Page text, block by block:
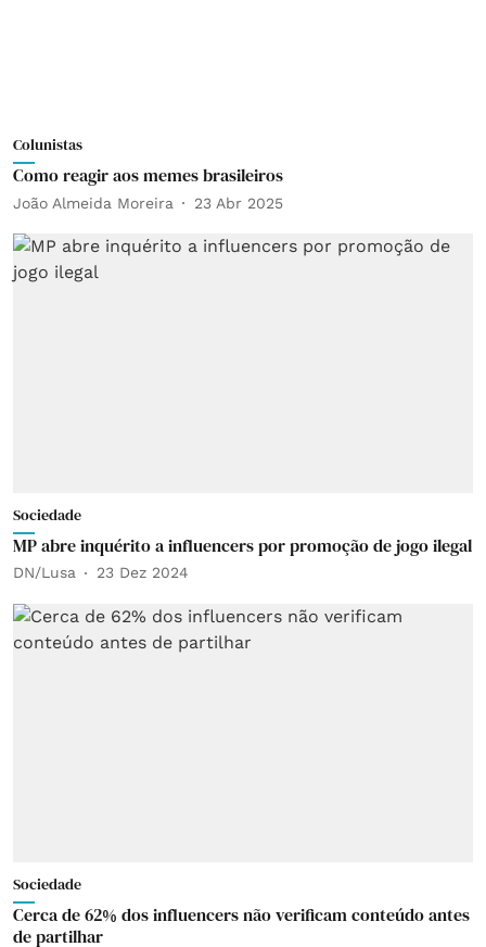
Colunistas
Como reagir aos memes brasileiros
João Almeida Moreira 23 Abr 2025
Sociedade
MP abre inquérito a influencers por promoção de jogo ilegal
DN/Lusa 23 Dez 2024
Sociedade
Cerca de 62% dos influencers não verificam conteúdo antes
de partilhar